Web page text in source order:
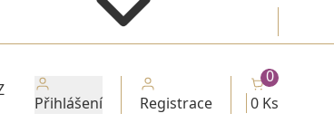
Přihlášení Registrace 0 Ks
0